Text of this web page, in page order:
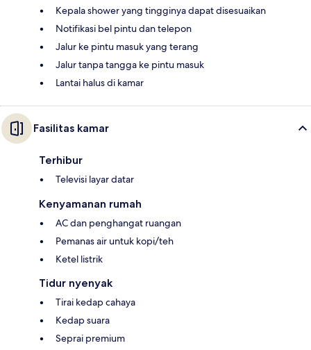
Kepala shower yang tingginya dapat disesuaikan
Notifikasi bel pintu dan telepon
Jalur ke pintu masuk yang terang
Jalur tanpa tangga ke pintu masuk
Lantai halus di kamar
Fasilitas kamar
Terhibur
Televisi layar datar
Kenyamanan rumah
AC dan penghangat ruangan
Pemanas air untuk kopi/teh
Ketel listrik
Tidur nyenyak
Tirai kedap cahaya
Kedap suara
Seprai premium